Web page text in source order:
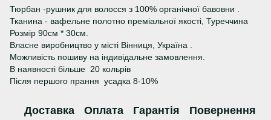
Тюрбан -рушник для волосся з 100% органічної бавовни .
Тканина - вафельне полотно преміальної якості, Туреччина
Розмір 90см * 30см.
Власне виробництво у місті Вінниця, Україна .
Можливість пошиву на індивідальне замовлення.
В наявності більше 20 кольрів
Після першого прання усадка 8-10%
Доставка Оплата Гарантія Повернення